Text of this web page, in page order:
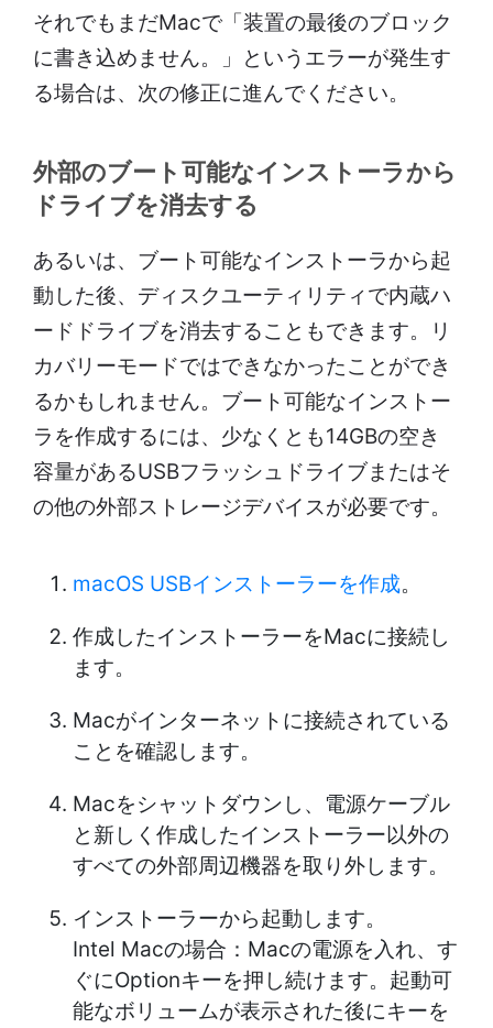
それでもまだMacで「装置の最後のブロック
に書き込めません。」というエラーが発生す
る場合は、次の修正に進んでください。
外部のブート可能なインストーラから
ドライブを消去する
あるいは、ブート可能なインストーラから起
動した後、ディスクユーティリティで内蔵ハ
ードドライブを消去することもできます。リ
カバリーモードではできなかったことができ
るかもしれません。ブート可能なインストー
ラを作成するには、少なくとも14GBの空き
容量があるUSBフラッシュドライブまたはそ
の他の外部ストレージデバイスが必要です。
macOS USBインストーラーを作成。
作成したインストーラーをMacに接続し
ます。
Macがインターネットに接続されている
ことを確認します。
Macをシャットダウンし、電源ケーブル
と新しく作成したインストーラー以外の
すべての外部周辺機器を取り外します。
インストーラーから起動します。
Intel Macの場合：Macの電源を入れ、す
ぐにOptionキーを押し続けます。起動可
能なボリュームが表示された後にキーを